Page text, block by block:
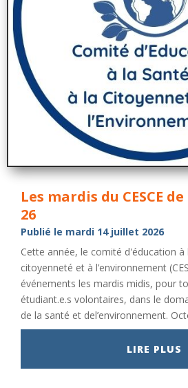
Les mardis du CESCE
26
Publié le mardi 14 juillet 2026
Cette année, le comité d'éducation à
citoyenneté et à l’environnement
événements les mardis midis, pour
étudiant.e.s volontaires, dans le
de la santé et del’environnement.
LIRE PLUS